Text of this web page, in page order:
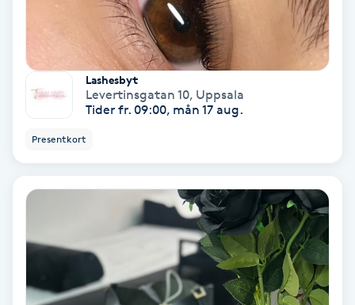
Sockring
Spa manikyr & pedikyr
Spa-manikyr
Spa-pedikyr
Lashesbyt
Levertinsgatan 10, Uppsala
Tider fr. 09:00, mån 17 aug.
Presentkort